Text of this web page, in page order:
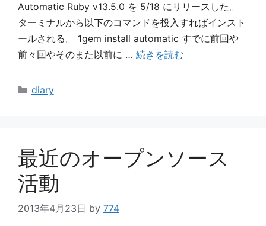
Automatic Ruby v13.5.0 を 5/18 にリリースした。
ターミナルから以下のコマンドを投入すればインスト
ールされる。 1gem install automatic すでに前回や
前々回やそのまた以前に … 続きを読む
カ
diary
最近のオープンソース
活動
2013年4月23日 by 774